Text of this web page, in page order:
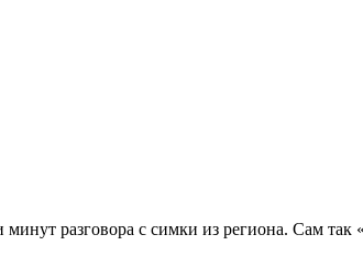
разговора с симки из региона. Сам